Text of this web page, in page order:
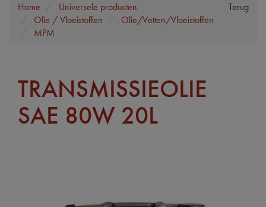
Terug
Home
Universele producten
Olie / Vloeistoffen
Olie/Vetten/Vloeistoffen
MPM
TRANSMISSIEOLIE
SAE 80W 20L